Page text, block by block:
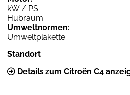
kW / PS
Hubraum
Umweltnormen:
Umweltplakette
Standort
Details zum Citroën C4